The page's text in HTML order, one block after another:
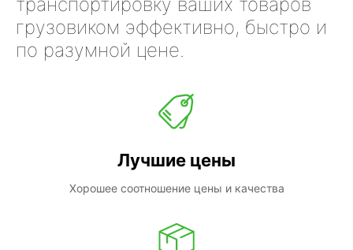
грузовиком эффективно, быстро и
по разумной цене.
Лучшие цены
Хорошее соотношение цены и качества